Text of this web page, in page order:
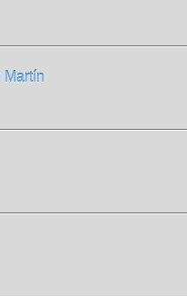
Martín